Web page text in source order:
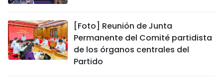
[Foto] Reunión de Junta
Permanente del Comité partidista
de los órganos centrales del
Partido